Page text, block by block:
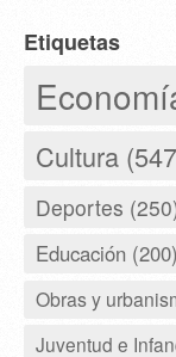
Etiquetas
Cultura
Deportes
Educación (200)
Obras y
Juventud e